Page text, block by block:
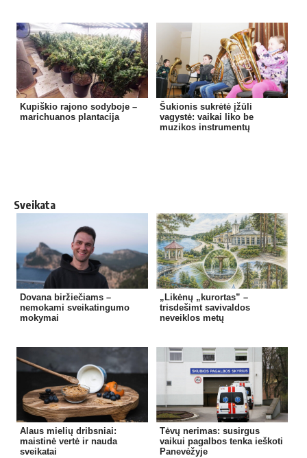
Kupiškio rajono sodyboje –
marichuanos plantacija
Šukionis sukrėtė įžūli
vagystė: vaikai liko be
muzikos instrumentų
Sveikata
Dovana biržiečiams –
nemokami sveikatingumo
mokymai
„Likėnų „kurortas” –
trisdešimt savivaldos
neveiklos metų
Alaus mielių dribsniai:
maistinė vertė ir nauda
sveikatai
Tėvų nerimas: susirgus
vaikui pagalbos tenka ieškoti
Panevėžyje